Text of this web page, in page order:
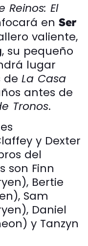
Reinos: El
en Ser
valiente,
, su pequeño
lugar
de La Casa
antes de
Tronos.
y Dexter
del
son Finn
Bertie
Sam
Daniel
y Tanzyn